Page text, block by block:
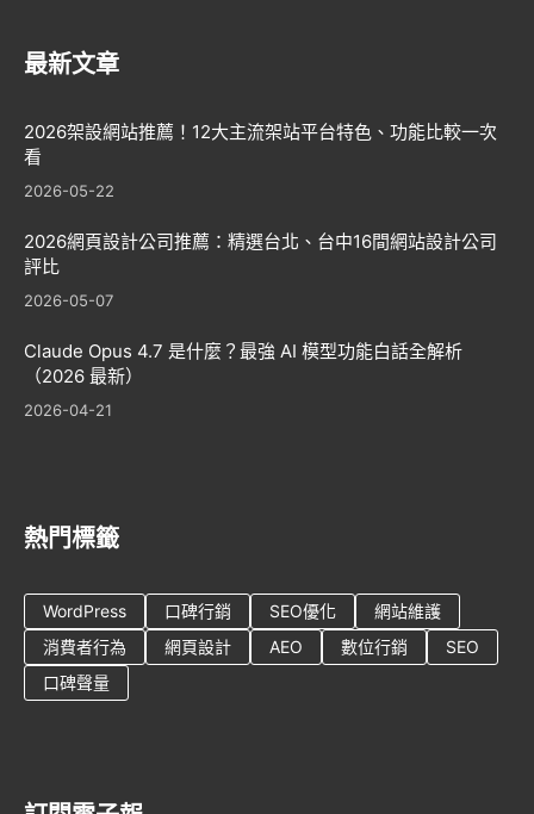
最新文章
2026架設網站推薦！12大主流架站平台特色、功能比較一次
看
2026-05-22
2026網頁設計公司推薦：精選台北、台中16間網站設計公司
評比
2026-05-07
Claude Opus 4.7 是什麼？最強 AI 模型功能白話全解析
（2026 最新）
2026-04-21
熱門標籤
WordPress 口碑行銷 SEO優化
網站維護
消費者行為
網頁設計 AEO 數位行銷
SEO
口碑聲量